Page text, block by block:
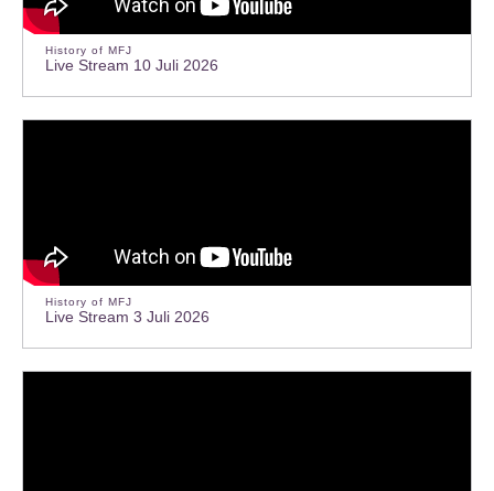
History of MFJ
Live Stream 10 Juli 2026
History of MFJ
Live Stream 3 Juli 2026